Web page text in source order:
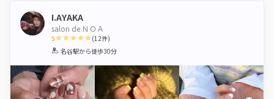
I.AYAKA
salon de ＮＯＡ
5
1 2 3 4 5
(12件)
名谷駅から徒歩30分